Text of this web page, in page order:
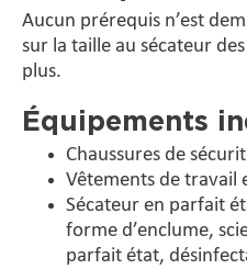
Aucun prérequis n’est
sur la taille au sécateur
plus.
Équipements
Chaussures de
Vêtements de travail
Sécateur en parfait
forme d’enclume,
parfait état,